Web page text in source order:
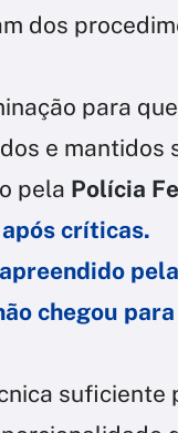
dos
para
e mantidos
pela Polícia
após críticas.
chegou
suficiente